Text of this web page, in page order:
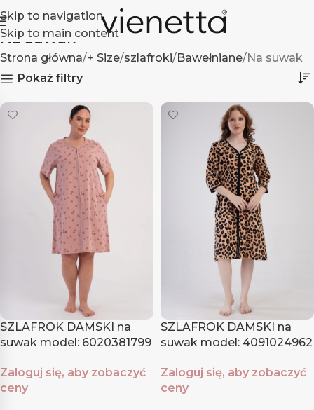
Skip to navigation
Skip to main content
Na suwak
Strona główna + Size szlafroki Bawełniane Na suwak
Pokaż filtry
SZLAFROK DAMSKI na
suwak model: 6020381799
Zaloguj się, aby zobaczyć
ceny
SZLAFROK DAMSKI na
suwak model: 4091024962
Zaloguj się, aby zobaczyć
ceny